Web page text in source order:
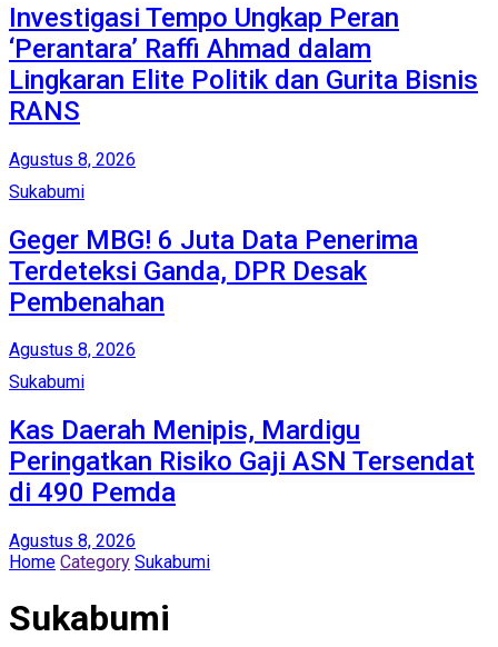
Investigasi Tempo Ungkap Peran
‘Perantara’ Raffi Ahmad dalam
Lingkaran Elite Politik dan Gurita Bisnis
RANS
Agustus 8, 2026
Sukabumi
Geger MBG! 6 Juta Data Penerima
Terdeteksi Ganda, DPR Desak
Pembenahan
Agustus 8, 2026
Sukabumi
Kas Daerah Menipis, Mardigu
Peringatkan Risiko Gaji ASN Tersendat
di 490 Pemda
Agustus 8, 2026
Home Category Sukabumi
Sukabumi